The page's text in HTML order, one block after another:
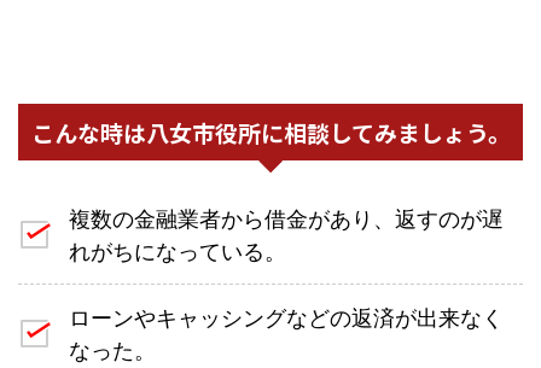
こんな時は八女市役所に相談してみましょう。
複数の金融業者から借金があり、返すのが遅
れがちになっている。
ローンやキャッシングなどの返済が出来なく
なった。